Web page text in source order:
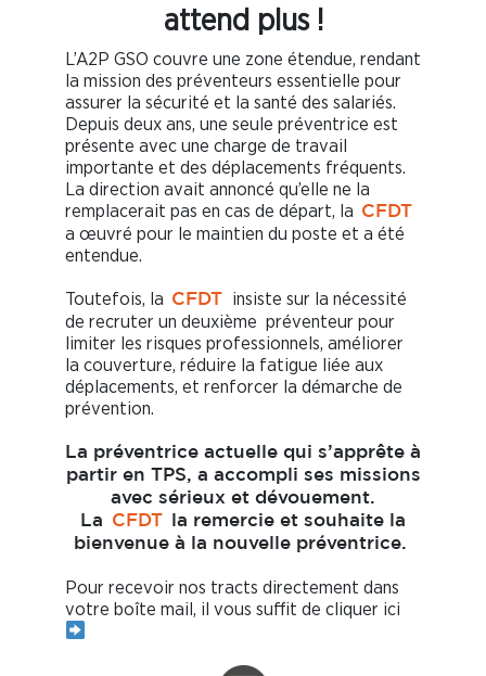
attend plus !
L’A2P GSO couvre une zone étendue, rendant
la mission des préventeurs essentielle pour
assurer la sécurité et la santé des salariés.
Depuis deux ans, une seule préventrice est
présente avec une charge de travail
importante et des déplacements fréquents.
La direction avait annoncé qu’elle ne la
remplacerait pas en cas de départ, la CFDT
a œuvré pour le maintien du poste et a été
entendue.
Toutefois, la CFDT
insiste sur la nécessité
de recruter un deuxième préventeur pour
limiter les risques professionnels, améliorer
la couverture, réduire la fatigue liée aux
déplacements, et renforcer la démarche de
prévention.
La préventrice actuelle qui s’apprête à
partir en TPS, a accompli ses missions
avec sérieux et dévouement.
La
CFDT
la remercie et souhaite la
bienvenue à la nouvelle préventrice.
Pour recevoir nos tracts directement dans
votre boîte mail, il vous suffit de cliquer ici